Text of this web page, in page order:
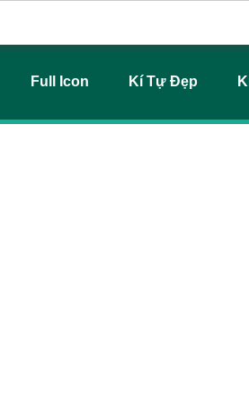
Full Icon Kí Tự Đẹp